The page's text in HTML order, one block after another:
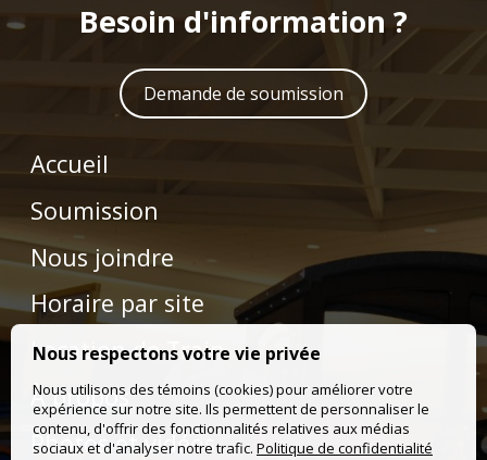
Besoin d'information ?
Demande de soumission
Accueil
Soumission
Nous joindre
Horaire par site
Location de Train
À propos
Photos et vidéos
Nous respectons votre vie privée
Nous utilisons des témoins (cookies) pour améliorer votre
expérience sur notre site. Ils permettent de personnaliser le
contenu, d'offrir des fonctionnalités relatives aux médias
sociaux et d'analyser notre trafic. Politique de confidentialité